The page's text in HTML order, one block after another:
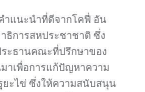
ำแนะนำที่ดีจากโคฟี่ อัน
ธิการสหประชาชาติ ซึ่ง
ะธานคณะที่ปรึกษาของ
าเพื่อการแก้ปัญหาความ
ยะไข่ ซึ่งให้ความสนับสนุน